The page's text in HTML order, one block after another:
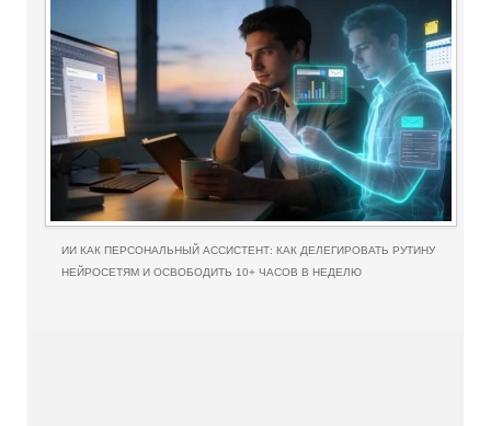
ИИ КАК ПЕРСОНАЛЬНЫЙ АССИСТЕНТ: КАК ДЕЛЕГИРОВАТЬ РУТИНУ
НЕЙРОСЕТЯМ И ОСВОБОДИТЬ 10+ ЧАСОВ В НЕДЕЛЮ